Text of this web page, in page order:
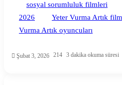
sosyal sorumluluk filmleri
2026
Yeter Vurma Artık
Vurma Artık oyuncuları
Şubat 3, 2026 214 3 dakika okuma süresi